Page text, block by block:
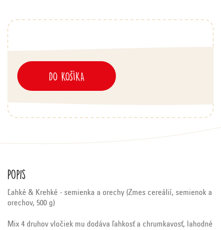
DO KOŠÍKA
Popis
Ľahké & Krehké - semienka a orechy (Zmes cereálií, semienok a
orechov, 500 g)
Mix 4 druhov vločiek mu dodáva ľahkosť a chrumkavosť, lahodné